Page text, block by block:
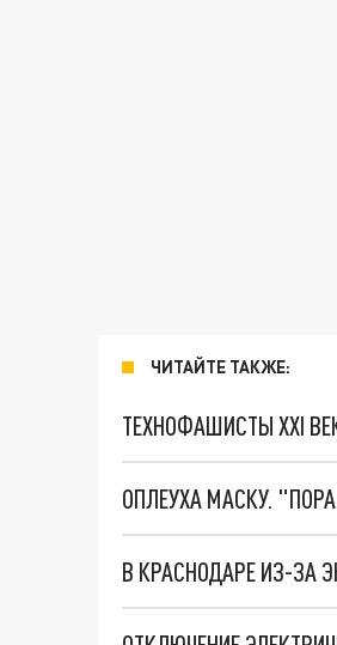
ЧИТАЙТЕ ТАКЖЕ:
ТЕХНОФАШИСТЫ XXI
ОПЛЕУХА МАСКУ.
В КРАСНОДАРЕ ИЗ-ЗА